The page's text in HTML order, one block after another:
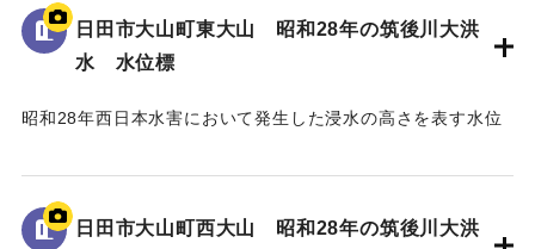
｜固有コード: 005430104
日田市大山町東大山 昭和28年の筑後川大洪
水 水位標
昭和28年西日本水害において発生した浸水の高さを表す水位
地面から75cmの位置に水位が示されている。
｜固有コード: 005430103
日田市大山町西大山 昭和28年の筑後川大洪